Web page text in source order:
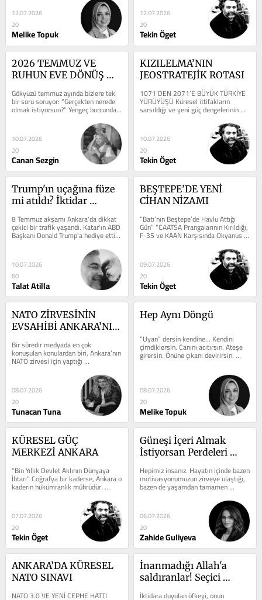
12.07.2026
20
Melike Topuk
12.07.2026
20
Tekin Öget
2026 TEMMUZ VE
RUHUN EVE DÖNÜŞ
Gökyüzü temmuz ayında bizlere tek
bir soru soruyor: “Gerçekten nerede
olmak istiyorsun?” Yengeç burcunda
gerçekleşen ...
10.07.2026
20
Canan Sezgin
KIZILELMA’NIN
JEOSTRATEJİK ROTASI
1071’DEN 2071’E BÜYÜK TÜRKİYE
YÜRÜYÜŞÜ Küresel ittifakların
sarsıldığı ve yeni güç dengelerinin
tartışıldığı ...
10.07.2026
20
Tekin Öget
Trump'ın uçağına füze
mi atıldı? İktidar
muhalefetten hiçbir şey
olmaz!
8 Temmuz akşamı Ankara'da dikkat
çekici bir trafik yaşandı. Katar'ın ABD
Başkanı Donald Trump'a hediye ettiği
yeni Air Force One uçağı, ...
10.07.2026
60
Talat Atilla
BEŞTEPE’DE YENİ
CİHAN NİZAMI
“Batı’nın Beştepe’de Havlu Attığı
Gün” “CAATSA Prangalarının Kırıldığı,
F-35 ve KAAN Karşısında Okyanus
Ötesinin Dize Geldiği ...
09.07.2026
20
Tekin Öget
NATO ZİRVESİNİN
EVSAHİBİ ANKARA’NIN
BAŞKENTE DÖNÜŞÜM
HİKAYESİ
Bir süredir medyada en çok
konuşulan konulardan biri, Ankara’nın
NATO zirvesi için yaptığı
hazırlıklardı… Zirve sebebiyle
08.07.2026
20
Tunacan Tuna
Hep Aynı Döngü
“Uyan” dersin kendine… Kendini
çimdiklersin. Canını acıtırsın. Ateşe
girersin. Önüne çıkanı devirirsin.
Cama başını çarparsın. ...
08.07.2026
20
Melike Topuk
KÜRESEL GÜÇ
MERKEZİ ANKARA
“Bin Yıllık Devlet Aklının Dünyaya
İhtarı” Coğrafya bir kaderse, Ankara o
kaderin hükümranlık mührüdür.
07.07.2026
20
Tekin Öget
Güneşi İçeri Almak
İstiyorsan Perdeleri
Hepimiz insanız. Hayatın içinde bazen
motivasyonumuzun zirveye ulaştığı,
bazen de yaşamdan tamamen
umudumuzu kestiğimiz anlar oluyor.
06.07.2026
20
Zahide Guliyeva
ANKARA’DA KÜRESEL
NATO SINAVI
NATO 3.0 VE YENİ CEPHE HATTI
İnanmadığı Allah'a
saldıranlar! Seçici
cesaret, cesaret değil
İktidara duyulan öfkeyi, onun